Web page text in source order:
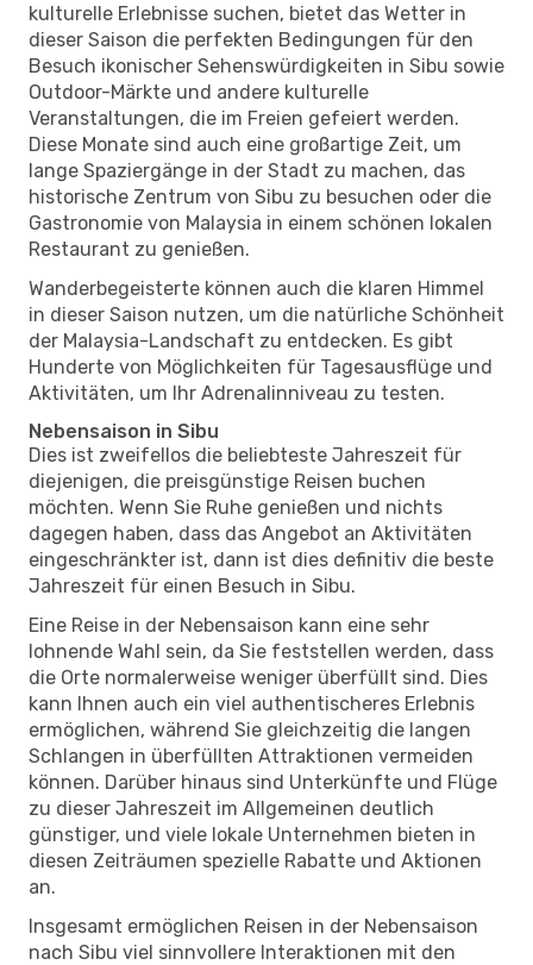
kulturelle Erlebnisse suchen, bietet das Wetter in
dieser Saison die perfekten Bedingungen für den
Besuch ikonischer Sehenswürdigkeiten in Sibu sowie
Outdoor-Märkte und andere kulturelle
Veranstaltungen, die im Freien gefeiert werden.
Diese Monate sind auch eine großartige Zeit, um
lange Spaziergänge in der Stadt zu machen, das
historische Zentrum von Sibu zu besuchen oder die
Gastronomie von Malaysia in einem schönen lokalen
Restaurant zu genießen.
Wanderbegeisterte können auch die klaren Himmel
in dieser Saison nutzen, um die natürliche Schönheit
der Malaysia-Landschaft zu entdecken. Es gibt
Hunderte von Möglichkeiten für Tagesausflüge und
Aktivitäten, um Ihr Adrenalinniveau zu testen.
Nebensaison in Sibu
Dies ist zweifellos die beliebteste Jahreszeit für
diejenigen, die preisgünstige Reisen buchen
möchten. Wenn Sie Ruhe genießen und nichts
dagegen haben, dass das Angebot an Aktivitäten
eingeschränkter ist, dann ist dies definitiv die beste
Jahreszeit für einen Besuch in Sibu.
Eine Reise in der Nebensaison kann eine sehr
lohnende Wahl sein, da Sie feststellen werden, dass
die Orte normalerweise weniger überfüllt sind. Dies
kann Ihnen auch ein viel authentischeres Erlebnis
ermöglichen, während Sie gleichzeitig die langen
Schlangen in überfüllten Attraktionen vermeiden
können. Darüber hinaus sind Unterkünfte und Flüge
zu dieser Jahreszeit im Allgemeinen deutlich
günstiger, und viele lokale Unternehmen bieten in
diesen Zeiträumen spezielle Rabatte und Aktionen
an.
Insgesamt ermöglichen Reisen in der Nebensaison
nach Sibu viel sinnvollere Interaktionen mit den